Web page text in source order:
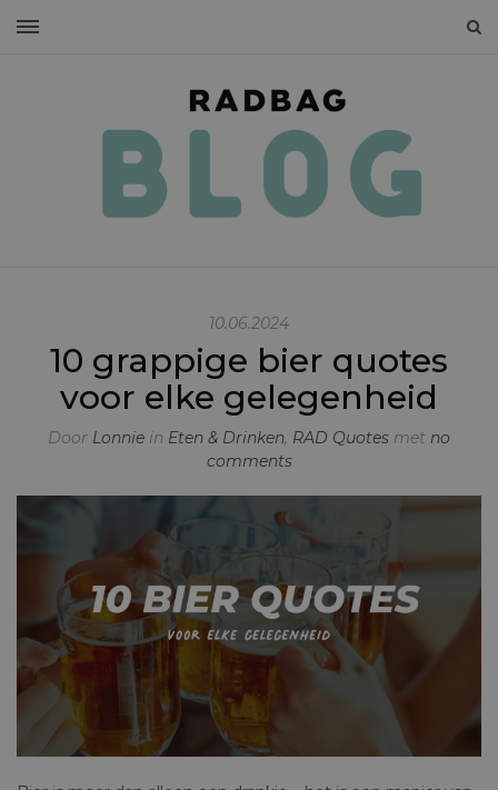
10.06.2024
10 grappige bier quotes
voor elke gelegenheid
Door Lonnie in Eten & Drinken, RAD Quotes met no
comments